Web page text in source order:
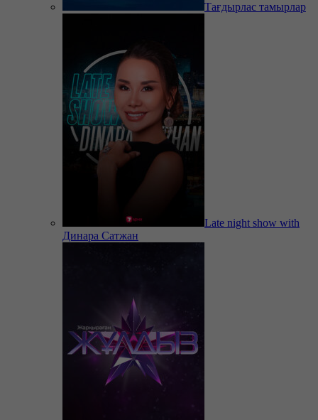
Тағдырлас тамырлар
Late night show with
Динара Сатжан